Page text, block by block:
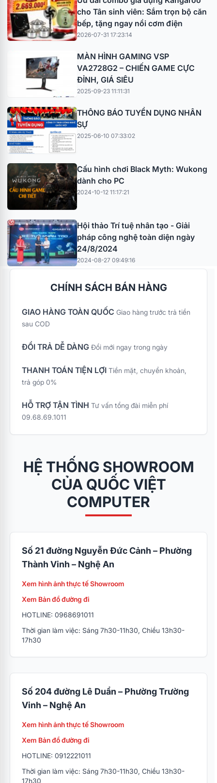
cho Tân sinh viên: Sắm trọn bộ căn
bếp, tặng ngay nồi cơm điện
2026-07-31 17:23:14
MÀN HÌNH GAMING VSP
VA2728G2 – CHIẾN GAME CỰC
ĐỈNH, GIÁ SIÊU
2025-09-23 11:11:31
THÔNG BÁO TUYỂN DỤNG NHÂN
SỰ
2025-06-10 07:33:02
Cấu hình chơi Black Myth: Wukong
dành cho PC
2024-10-12 11:17:21
Hội thảo Trí tuệ nhân tạo - Giải
pháp công nghệ toàn diện ngày
24/8/2024
2024-08-27 09:49:16
CHÍNH SÁCH BÁN HÀNG
GIAO HÀNG TOÀN QUỐC Giao hàng trước trả tiền
sau COD
ĐỔI TRẢ DỄ DÀNG Đổi mới ngay trong ngày
THANH TOÁN TIỆN LỢI Tiền mặt, chuyển khoản,
trả góp 0%
HỖ TRỢ TẬN TÌNH Tư vấn tổng đài miễn phí
09.68.69.1011
HỆ THỐNG SHOWROOM
CỦA QUỐC VIỆT
COMPUTER
Số 21 đường Nguyễn Đức Cảnh – Phường
Thành Vinh – Nghệ An
Xem hình ảnh thực tế Showroom
Xem Bản đồ đường đi
HOTLINE: 0968691011
Thời gian làm việc: Sáng 7h30-11h30, Chiều 13h30-
17h30
Số 204 đường Lê Duẩn – Phường Trường
Vinh – Nghệ An
Xem hình ảnh thực tế Showroom
Xem Bản đồ đường đi
HOTLINE: 0912221011
Thời gian làm việc: Sáng 7h30-11h30, Chiều 13h30-
17h30